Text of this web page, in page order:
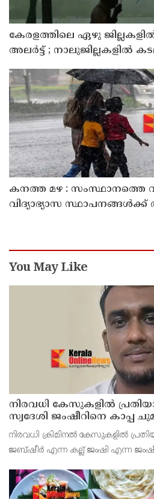
കേരളത്തിലെ ഏഴു
അലർട്ട് ; നാലുജില്ലകളിൽ
സാധ്യത
കനത്ത മഴ : സംസ്ഥാനത്തെ
വിദ്യാഭ്യാസ
You May Like
നിരവധി കേസുകളിൽ
സ്വദേശി ജംഷീറിനെ കാപ്പ
നിരവധി ക്രിമിനൽ കേസുകളിൽ
ജബ്ഷീർ എന്ന കല്ല് ജംഷി എന്ന
കണ്ണൂർ സെൻട്രൽ ജയിലിലടച്ചു.